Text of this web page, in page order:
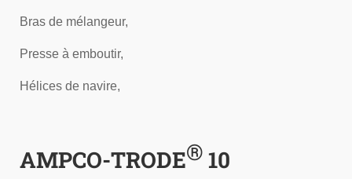
Bras de mélangeur,
Presse à emboutir,
Hélices de navire,
AMPCO-TRODE®10